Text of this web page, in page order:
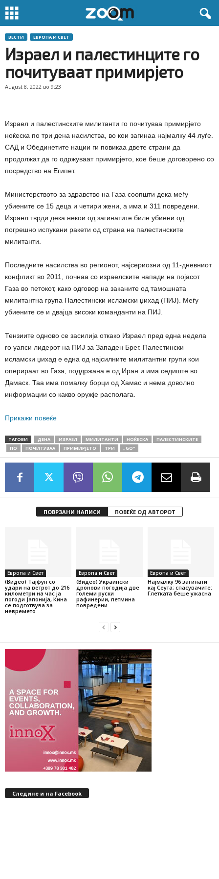
ВЕСТИ ЕВРОПА И СВЕТ
Израел и палестинците го
почитуваат примирјето
August 8, 2022 во 9:23
Израел и палестинските милитанти го почитуваа примирјето
ноќеска по три дена насилства, во кои загинаа најмалку 44 луѓе.
САД и Обединетите нации ги повикаа двете страни да
продолжат да го одржуваат примирјето, кое беше договорено со
посредство на Египет.
Министерството за здравство на Газа соопшти дека меѓу
убиените се 15 деца и четири жени, а има и 311 повредени.
Израел тврди дека некои од загинатите биле убиени од
погрешно испукани ракети од страна на палестинските
милитанти.
Последните насилства во регионот, најсериозни од 11-дневниот
конфликт во 2011, почнаа со израелските напади на појасот
Газа во петокот, како одговор на заканите од тамошната
милитантна група Палестински исламски џихад (ПИЈ). Меѓу
убиените се и двајца високи команданти на ПИЈ.
Тензиите одново се засилија откако Израел пред една недела
го уапси лидерот на ПИЈ за Западен Брег. Палестински
исламски џихад е една од најсилните милитантни групи кои
оперираат во Газа, поддржана е од Иран и има седиште во
Дамаск. Таа има помалку борци од Хамас и нема доволно
информации со какво оружје располага.
Прикажи повеќе
ТАГОВИ ДЕНА ИЗРАЕЛ МИЛИТАНТИ НОЌЕСКА
ПАЛЕСТИНСКИТЕ
ПО
ПОЧИТУВАА ПРИМИРЈЕТО ТРИ „GO“
ПОВРЗАНИ НАПИСИ ПОВЕЌЕ ОД АВТОРОТ
Европа и Свет
(Видео) Тајфун со
удари на ветрот до 216
километри на час ја
погоди Јапонија, Кина
се подготвува за
невремето
Европа и Свет
(Видео) Украински
дронови погодија две
големи руски
рафинерии, петмина
повредени
Европа и Свет
Најмалку 96 загинати
кај Сеута; спасувачите:
Глетката беше ужасна
Следине и на Facebook